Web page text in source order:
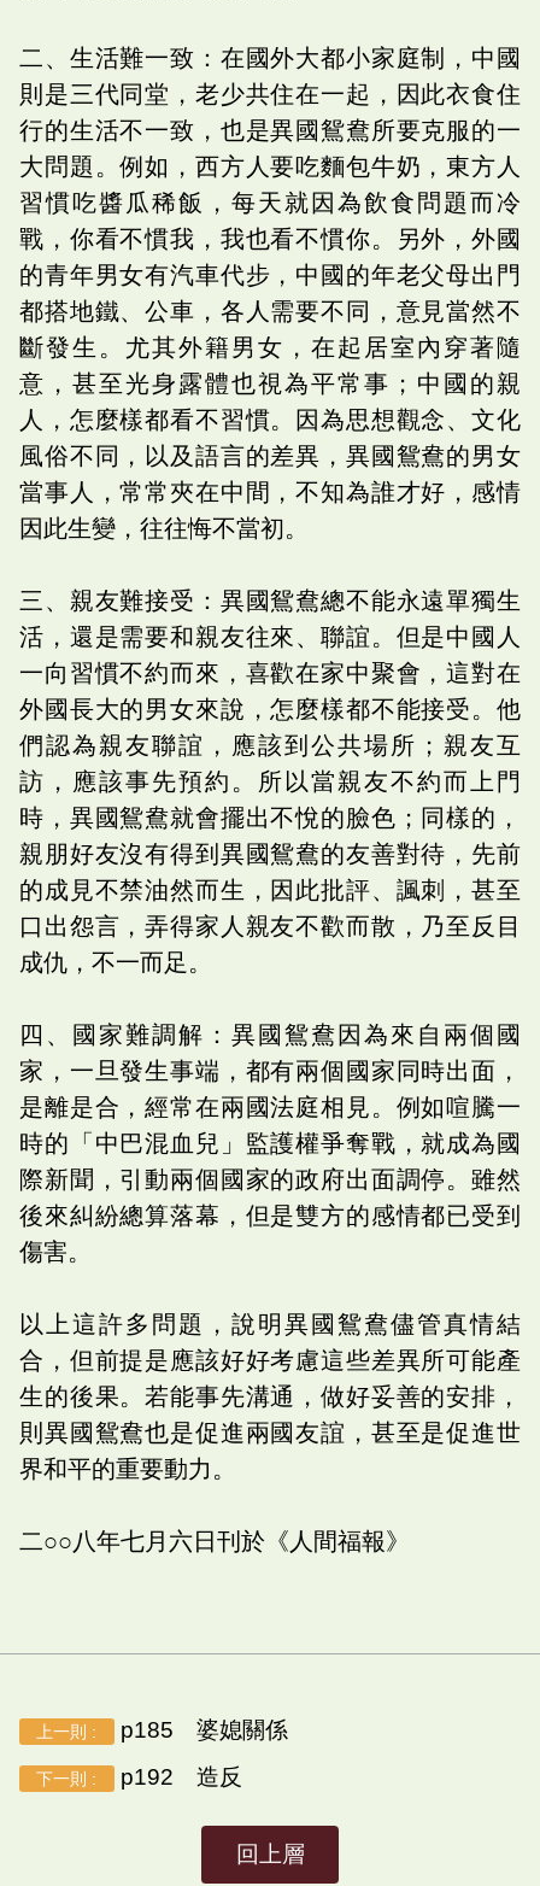
二、生活難一致：在國外大都小家庭制，中國
則是三代同堂，老少共住在一起，因此衣食住
行的生活不一致，也是異國鴛鴦所要克服的一
大問題。例如，西方人要吃麵包牛奶，東方人
習慣吃醬瓜稀飯，每天就因為飲食問題而冷
戰，你看不慣我，我也看不慣你。另外，外國
的青年男女有汽車代步，中國的年老父母出門
都搭地鐵、公車，各人需要不同，意見當然不
斷發生。尤其外籍男女，在起居室內穿著隨
意，甚至光身露體也視為平常事；中國的親
人，怎麼樣都看不習慣。因為思想觀念、文化
風俗不同，以及語言的差異，異國鴛鴦的男女
當事人，常常夾在中間，不知為誰才好，感情
因此生變，往往悔不當初。
三、親友難接受：異國鴛鴦總不能永遠單獨生
活，還是需要和親友往來、聯誼。但是中國人
一向習慣不約而來，喜歡在家中聚會，這對在
外國長大的男女來說，怎麼樣都不能接受。他
們認為親友聯誼，應該到公共場所；親友互
訪，應該事先預約。所以當親友不約而上門
時，異國鴛鴦就會擺出不悅的臉色；同樣的，
親朋好友沒有得到異國鴛鴦的友善對待，先前
的成見不禁油然而生，因此批評、諷刺，甚至
口出怨言，弄得家人親友不歡而散，乃至反目
成仇，不一而足。
四、國家難調解：異國鴛鴦因為來自兩個國
家，一旦發生事端，都有兩個國家同時出面，
是離是合，經常在兩國法庭相見。例如喧騰一
時的「中巴混血兒」監護權爭奪戰，就成為國
際新聞，引動兩個國家的政府出面調停。雖然
後來糾紛總算落幕，但是雙方的感情都已受到
傷害。
以上這許多問題，說明異國鴛鴦儘管真情結
合，但前提是應該好好考慮這些差異所可能產
生的後果。若能事先溝通，做好妥善的安排，
則異國鴛鴦也是促進兩國友誼，甚至是促進世
界和平的重要動力。
二○○八年七月六日刊於《人間福報》
上一則 : p185 婆媳關係
下一則 : p192 造反
回上層